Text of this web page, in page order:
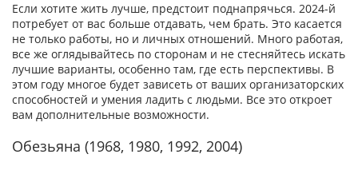
Если хотите жить лучше, предстоит поднапрячься. 2024-й
потребует от вас больше отдавать, чем брать. Это касается
не только работы, но и личных отношений. Много работая,
все же оглядывайтесь по сторонам и не стесняйтесь искать
лучшие варианты, особенно там, где есть перспективы. В
этом году многое будет зависеть от ваших организаторских
способностей и умения ладить с людьми. Все это откроет
вам дополнительные возможности.
Обезьяна (1968, 1980, 1992, 2004)